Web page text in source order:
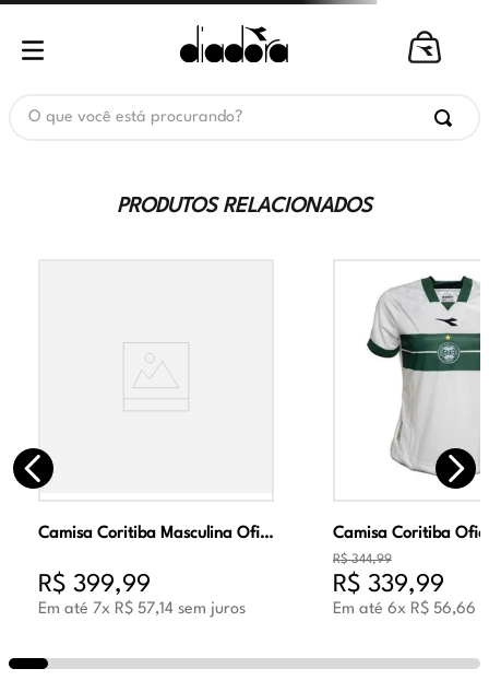
PRODUTOS RELACIONADOS
Camisa Coritiba Masculina Oficial Jogo 2 2026 Verde
R$ 399,99
Em até 7x R$ 57,14 sem juros
R$ 344,99
R$ 339,99
Em até 6x R$ 56,66